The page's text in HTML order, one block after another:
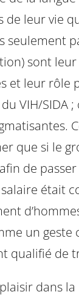
de leur vie
seulement
sont
et leur rôle
VIH/SIDA ;
que si le
de
était
un geste
qualifié de
dans la